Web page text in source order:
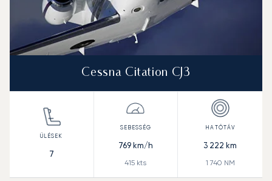
Cessna Citation CJ3
7
769km/h
415 kts
3 222 km
1 740 NM